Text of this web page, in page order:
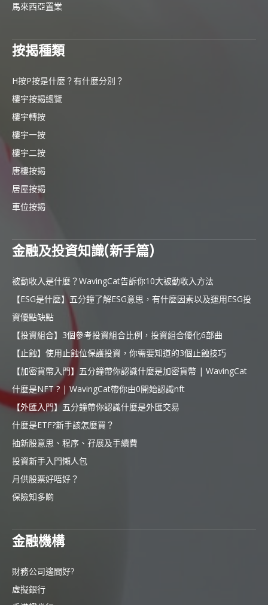
馬來西亞置業
按揭種類
H按P按是什麼？有什麼分別？
樓宇按揭總覽
樓宇轉按
樓宇一按
樓宇二按
唐樓按揭
居屋按揭
車位按揭
金融及投資知識(新手篇)
被動收入是什麼？WavingCat告訴你10大被動收入方法
【ESG是什麼】五分鐘了解ESG意思，有什麼因素以及運用ESG投
資優點缺點
【投資組合】3個參考投資組合比例，投資組合優化6部曲
【止蝕】使用止蝕位保護投資，你需要知道的3個止蝕技巧
【加密貨幣入門】五分鐘帶你認識什麼是加密貨幣 | WavingCat
什麼是NFT ? | WavingCat帶你由0開始認識nft
【外匯入門】五分鐘帶你認識什麼是外匯交易
什麼是ETF?新手該怎麼買？
抽新股意思、程序、孖展及手續費
投資新手入門懶人包
月供股票好唔好？
保險知多啲
金融機構
財務公司邊間好?
虛擬銀行